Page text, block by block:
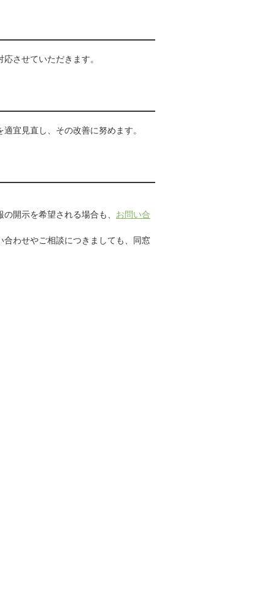
させていただきます。
宜見直し、その改善に努めます。
開示を希望される場合も、 お問い合
わせやご相談につきましても、同窓